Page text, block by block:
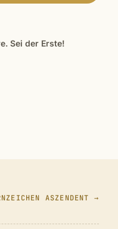
Sei der Erste!
ASZENDENT →